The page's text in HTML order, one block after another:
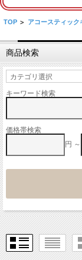
TOP > アコースティック
商品検索
キーワード検索
価格帯検索
円 ～